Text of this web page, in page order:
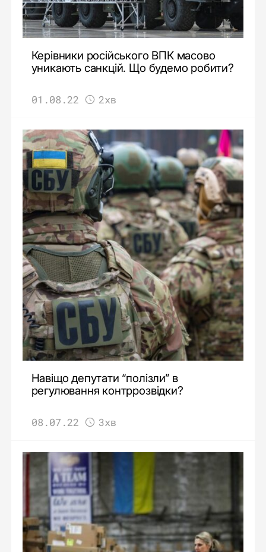
Керівники російського ВПК масово
уникають санкцій. Що будемо робити?
01.08.22 2хв
Навіщо депутати “полізли” в
регулювання контррозвідки?
08.07.22 3хв